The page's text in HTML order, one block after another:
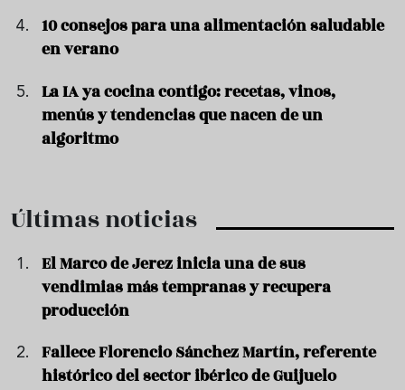
10 consejos para una alimentación saludable
en verano
La IA ya cocina contigo: recetas, vinos,
menús y tendencias que nacen de un
algoritmo
Últimas noticias
El Marco de Jerez inicia una de sus
vendimias más tempranas y recupera
producción
Fallece Florencio Sánchez Martín, referente
histórico del sector ibérico de Guijuelo